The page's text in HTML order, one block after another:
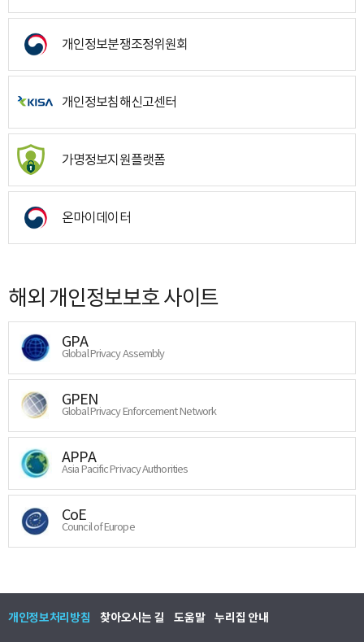
개인정보분쟁조정위원회
개인정보침해신고센터
가명정보지원플랫폼
온마이데이터
해외 개인정보보호 사이트
GPA
Global Privacy Assembly
GPEN
Global Privacy Enforcement Network
APPA
Asia Pacific Privacy Authorities
CoE
Council of Europe
개인정보처리방침 찾아오시는 길 도움말 누리집 안내